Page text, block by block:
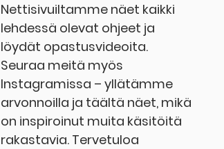
Nettisivuiltamme näet kaikki
lehdessä olevat ohjeet ja
löydät opastusvideoita.
Seuraa meitä myös
Instagramissa – yllätämme
arvonnoilla ja täältä näet, mikä
on inspiroinut muita käsitöitä
rakastavia. Tervetuloa